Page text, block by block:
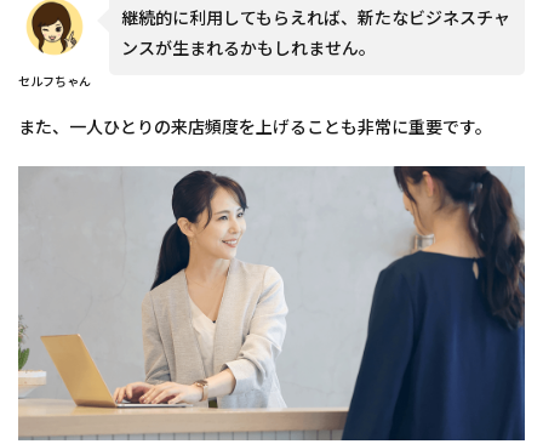
セルフちゃん
継続的に利用してもらえれば、新たなビジネスチャ
ンスが生まれるかもしれません。
また、一人ひとりの来店頻度を上げることも非常に重要です。